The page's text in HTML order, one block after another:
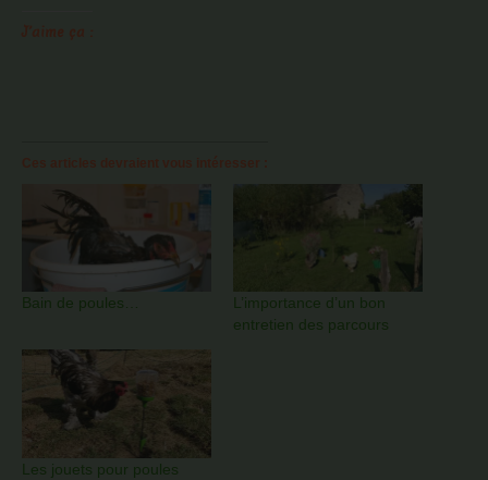
Bain de poules…
L’importance d’un bon
entretien des parcours
Les jouets pour poules